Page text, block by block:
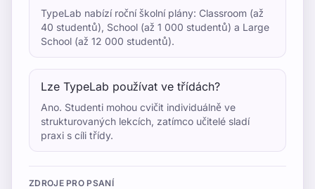
TypeLab nabízí roční školní plány: Classroom (až
40 studentů), School (až 1 000 studentů) a Large
School (až 12 000 studentů).
Lze TypeLab používat ve třídách?
Ano. Studenti mohou cvičit individuálně ve
strukturovaných lekcích, zatímco učitelé sladí
praxi s cíli třídy.
ZDROJE PRO PSANÍ